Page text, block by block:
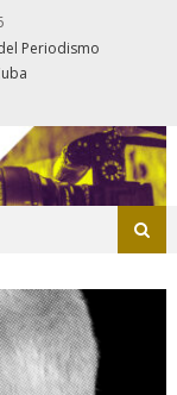
Periodismo